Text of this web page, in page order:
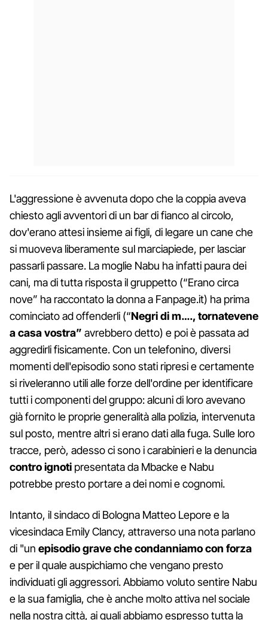
L'aggressione è avvenuta dopo che la coppia aveva
chiesto agli avventori di un bar di fianco al circolo,
dov'erano attesi insieme ai figli, di legare un cane che
si muoveva liberamente sul marciapiede, per lasciar
passarli passare. La moglie Nabu ha infatti paura dei
cani, ma di tutta risposta il gruppetto (“Erano circa
nove” ha raccontato la donna a Fanpage.it) ha prima
cominciato ad offenderli (“Negri di m…., tornatevene
a casa vostra” avrebbero detto) e poi è passata ad
aggredirli fisicamente. Con un telefonino, diversi
momenti dell'episodio sono stati ripresi e certamente
si riveleranno utili alle forze dell'ordine per identificare
tutti i componenti del gruppo: alcuni di loro avevano
già fornito le proprie generalità alla polizia, intervenuta
sul posto, mentre altri si erano dati alla fuga. Sulle loro
tracce, però, adesso ci sono i carabinieri e la denuncia
contro ignoti presentata da Mbacke e Nabu
potrebbe presto portare a dei nomi e cognomi.
Intanto, il sindaco di Bologna Matteo Lepore e la
vicesindaca Emily Clancy, attraverso una nota parlano
di "un episodio grave che condanniamo con forza
e per il quale auspichiamo che vengano presto
individuati gli aggressori. Abbiamo voluto sentire Nabu
e la sua famiglia, che è anche molto attiva nel sociale
nella nostra città, ai quali abbiamo espresso tutta la